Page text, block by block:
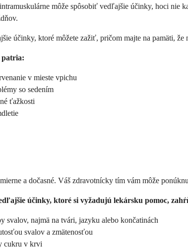
môže spôsobiť vedľajšie účinky, hoci nie
účinky, ktoré môžete zažiť, pričom majte na pamäti,
patria:
v mieste vpichu
so sedením
ťažkosti
a dočasné. Váš zdravotnícky tím vám môže
účinky, ktoré si vyžadujú lekársku pomoc,
svalov, najmä na tvári, jazyku alebo končatinách
svalov a zmätenosťou
cukru v krvi